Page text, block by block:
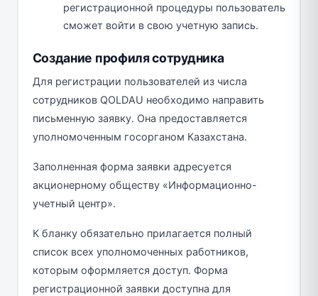
регистрационной процедуры пользователь
сможет войти в свою учетную запись.
Создание профиля сотрудника
Для регистрации пользователей из числа
сотрудников QOLDAU необходимо направить
письменную заявку. Она предоставляется
уполномоченным госорганом Казахстана.
Заполненная форма заявки адресуется
акционерному обществу «Информационно-
учетный центр».
К бланку обязательно прилагается полный
список всех уполномоченных работников,
которым оформляется доступ. Форма
регистрационной заявки доступна для